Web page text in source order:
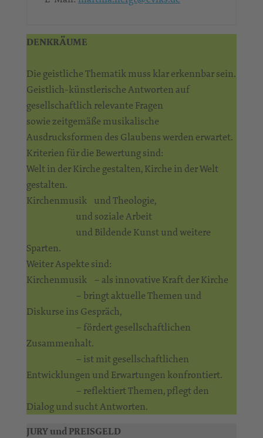
DENKRÄUME
Die geistliche Thematik muss klar erkennbar sein.
Geistlich-künstlerische Antworten auf
gesellschaftlich relevante Fragen
sowie zeitgemäße musikalische
Ausdrucksformen des Glaubens werden erwartet.
Kriterien für die Bewertung sind:
Welt in der Kirche gestalten, Kirche in der Welt
gestalten.
Kirchenmusik und Theologie,
und soziale Arbeit
und Bildende Kunst und weitere
Sparten.
Weiter Aspekte sind:
Kirchenmusik – als innovative Kraft der Kirche
– bringt aktuelle Themen und
Diskurse ins Gespräch,
– fördert gesellschaftlichen
Zusammenhalt.
– ist mit gesellschaftlichen
Entwicklungen und Erwartungen konfrontiert.
– reflektiert Themen, pflegt den
Dialog und sucht Antworten.
JURY und PREISGELD